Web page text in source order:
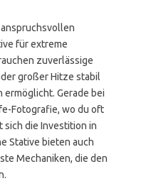
für extreme
zuverlässige
großer Hitze stabil
Gerade bei
Fotografie, wo du oft
sich die Investition in
Stative bieten auch
Mechaniken, die den